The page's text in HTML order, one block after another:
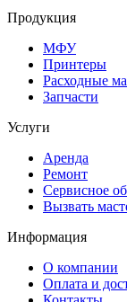
Продукция
МФУ
Принтеры
Расходные
Запчасти
Услуги
Аренда
Ремонт
Сервисное
Вызвать
Информация
О компании
Оплата и